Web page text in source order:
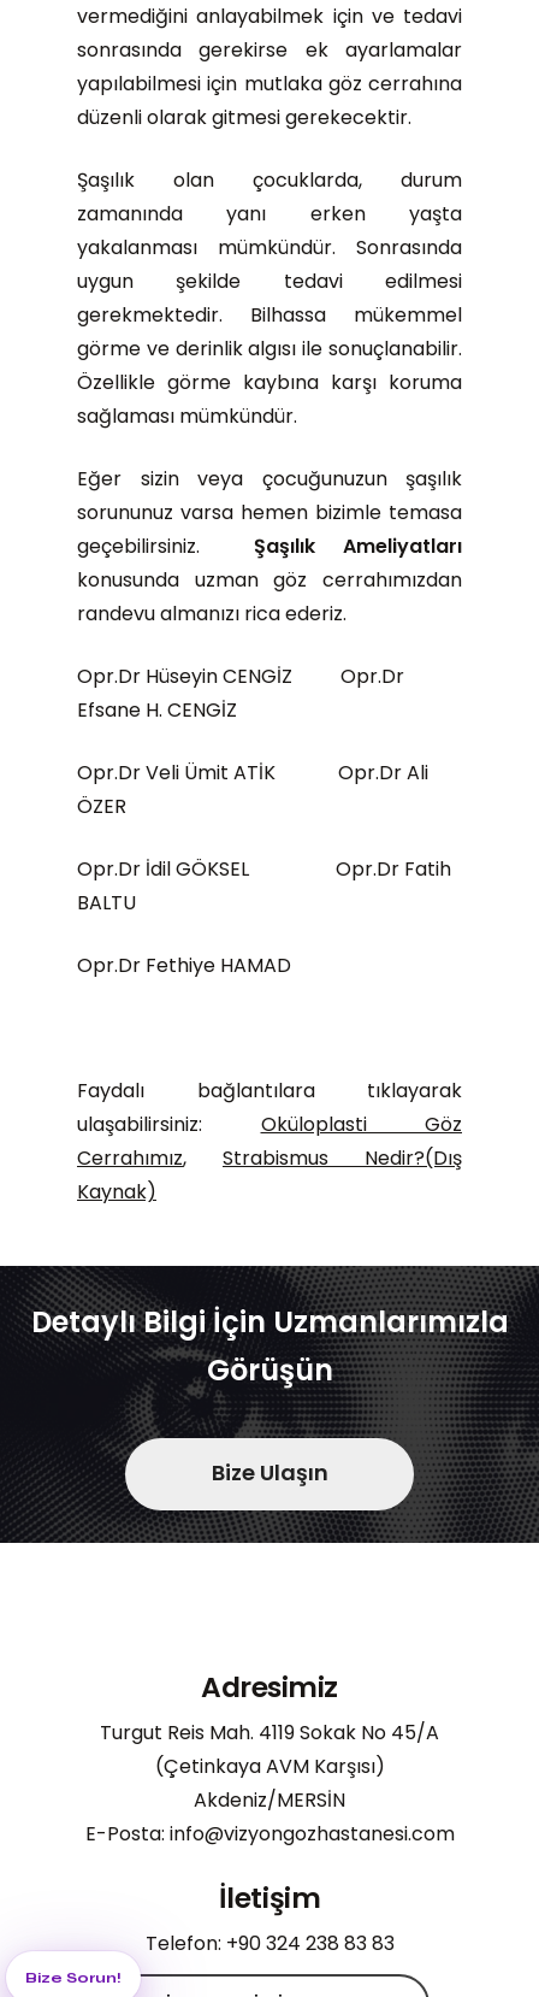
Bize Sorun!
vermediğini anlayabilmek için ve tedavi
sonrasında gerekirse ek ayarlamalar
yapılabilmesi için mutlaka göz cerrahına
düzenli olarak gitmesi gerekecektir.
Şaşılık olan çocuklarda, durum
zamanında yanı erken yaşta
yakalanması mümkündür. Sonrasında
uygun şekilde tedavi edilmesi
gerekmektedir. Bilhassa mükemmel
görme ve derinlik algısı ile sonuçlanabilir.
Özellikle görme kaybına karşı koruma
sağlaması mümkündür.
Eğer sizin veya çocuğunuzun şaşılık
sorununuz varsa hemen bizimle temasa
geçebilirsiniz. Şaşılık Ameliyatları
konusunda uzman göz cerrahımızdan
randevu almanızı rica ederiz.
Opr.Dr Hüseyin CENGİZ Opr.Dr
Efsane H. CENGİZ
Opr.Dr Veli Ümit ATİK Opr.Dr Ali
ÖZER
Opr.Dr İdil GÖKSEL Opr.Dr Fatih
BALTU
Opr.Dr Fethiye HAMAD
Faydalı bağlantılara tıklayarak
ulaşabilirsiniz: Oküloplasti Göz
Cerrahımız, Strabismus Nedir?(Dış
Kaynak)
Detaylı Bilgi İçin Uzmanlarımızla
Görüşün
Bize Ulaşın
Adresimiz
Turgut Reis Mah. 4119 Sokak No 45/A
(Çetinkaya AVM Karşısı)
Akdeniz/MERSİN
E-Posta: info@vizyongozhastanesi.com
İletişim
Telefon: +90 324 238 83 83